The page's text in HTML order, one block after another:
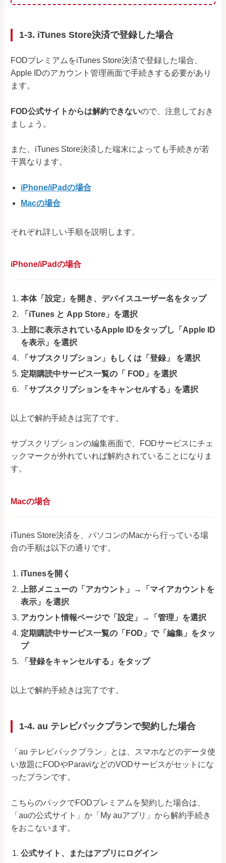
1-3. iTunes Store決済で登録した場合
FODプレミアムをiTunes Store決済で登録した場合、
Apple IDのアカウント管理画面で手続きする必要があり
ます。
FOD公式サイトからは解約できないので、注意しておき
ましょう。
また、iTunes Store決済した端末によっても手続きが若
干異なります。
iPhone/iPadの場合
Macの場合
それぞれ詳しい手順を説明します。
iPhone/iPadの場合
本体「設定」を開き、デバイスユーザー名をタップ
「iTunes と App Store」を選択
上部に表示されているApple IDをタップし「Apple ID
を表示」を選択
「サブスクリプション」もしくは「登録」 を選択
定期購読中サービス一覧の「 FOD」を選択
「サブスクリプションをキャンセルする」を選択
以上で解約手続きは完了です。
サブスクリプションの編集画面で、FODサービスにチェ
ックマークが外れていれば解約されていることになりま
す。
Macの場合
iTunes Store決済を、パソコンのMacから行っている場
合の手順は以下の通りです。
iTunesを開く
上部メニューの「アカウント」→「マイアカウントを
表示」を選択
アカウント情報ページで「設定」→「管理」を選択
定期購読中サービス一覧の「FOD」で「編集」をタッ
プ
「登録をキャンセルする」をタップ
以上で解約手続きは完了です。
1-4. au テレビパックプランで契約した場合
「au テレビパックプラン」とは、スマホなどのデータ使
い放題にFODやParaviなどのVODサービスがセットにな
ったプランです。
こちらのパックでFODプレミアムを契約した場合は、
「auの公式サイト」か「My auアプリ」から解約手続き
をおこないます。
公式サイト、またはアプリにログイン